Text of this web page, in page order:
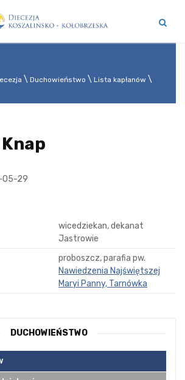
Duchowieństwo Lista kapłanów
05-29
wicedziekan, dekanat
Jastrowie
proboszcz, parafia pw.
Nawiedzenia Najświętszej
Maryi Panny, Tarnówka
DUCHOWIEŃSTWO